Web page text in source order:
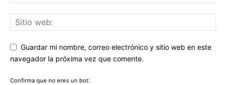
Guardar mi nombre, correo electrónico y sitio web en este
navegador la próxima vez que comente.
Confirma que no eres un bot: